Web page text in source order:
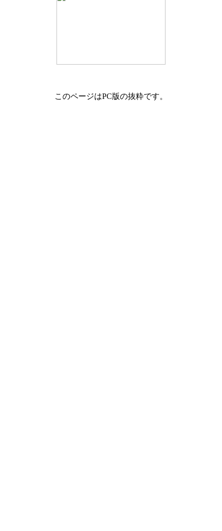
このページはPC版の抜粋です。